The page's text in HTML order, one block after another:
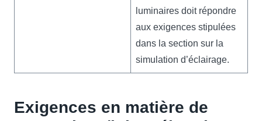
luminaires doit répondre
aux exigences stipulées
dans la section sur la
simulation d’éclairage.
Exigences en matière de